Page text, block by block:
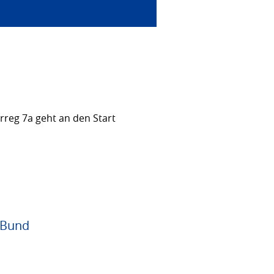
7a geht an den Start